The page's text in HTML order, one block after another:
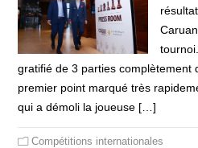
gratifié de 3 parties complètement
premier point marqué très
qui a démoli la joueuse […]
Compétitions internationales